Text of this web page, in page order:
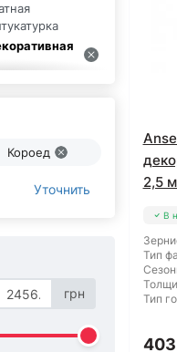
2 мм
Plast
Короед
Уточнить
грн
2,5
В
Тип
Тип